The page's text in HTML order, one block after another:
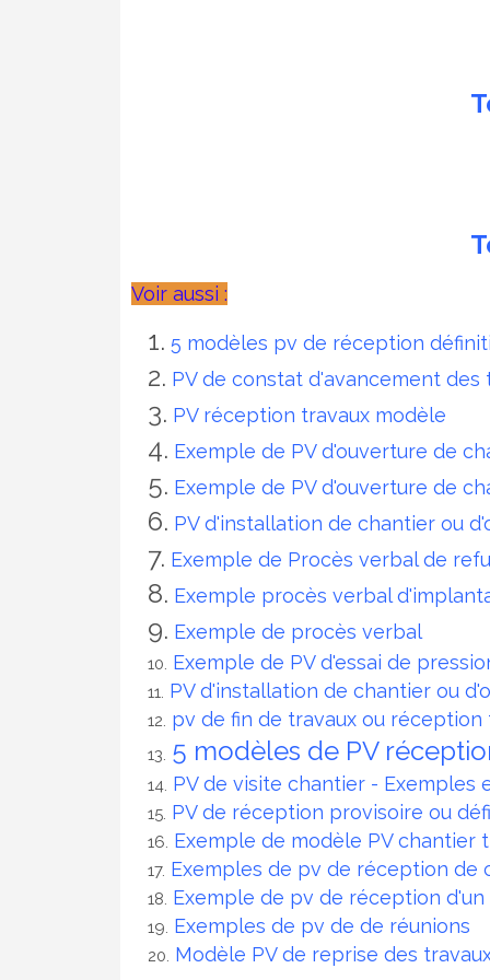
Voir aussi :
5 modèles pv de réception
PV de constat d'avancement des
PV réception travaux modèle
Exemple de PV d'ouverture de
Exemple de PV d'ouverture de
PV d'installation de chantier ou
Exemple de Procès verbal de
Exemple procès verbal
Exemple de procès verbal
Exemple de PV d'essai de
PV d'installation de chantier ou
pv de fin de travaux ou
5 modèles de PV
PV de visite chantier -
PV de réception provisoire ou
Exemple de modèle PV chantier
Exemples de pv de réception
Exemple de pv de réception
Exemples de pv de de réunions
Modèle PV de reprise des